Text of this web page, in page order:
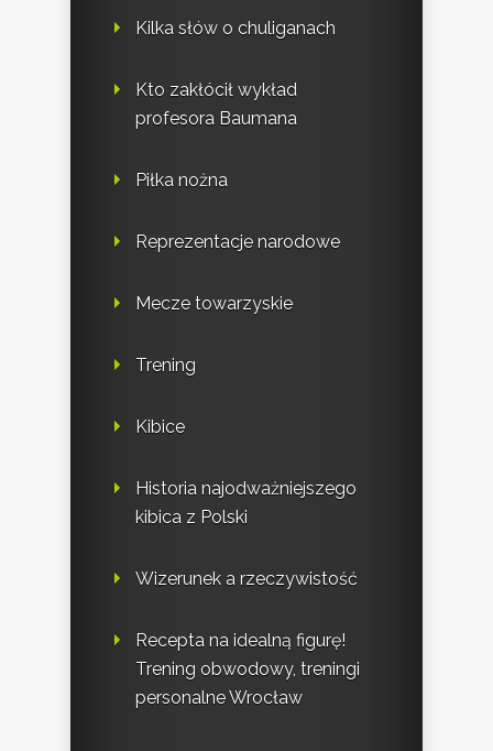
Kilka słów o chuliganach
Kto zakłócił wykład
profesora Baumana
Piłka nożna
Reprezentacje narodowe
Mecze towarzyskie
Trening
Kibice
Historia najodważniejszego
kibica z Polski
Wizerunek a rzeczywistość
Recepta na idealną figurę!
Trening obwodowy, treningi
personalne Wrocław